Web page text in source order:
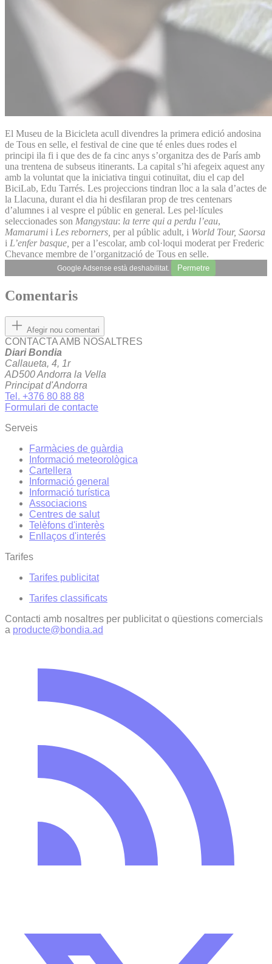
El Museu de la Bicicleta acull divendres la primera edició andosina
de Tous en selle, el festival de cine que té enles dues rodes el
principi ila fi i que des de fa cinc anys s’organitza des de París amb
una trentena de subseus itinerants. La capital s’hi afegeix aquest any
amb la voluntat que la iniciativa tingui cotinuïtat, diu el cap del
BiciLab, Edu Tarrés. Les projeccions tindran lloc a la sala d’actes de
la Llacuna, durant el dia hi desfilaran prop de tres centenars
d’alumnes i al vespre el públic en general. Les pel·lícules
seleccionades son Mangystau: la terre qui a perdu l’eau,
Mamarumi i Les reborners, per al públic adult, i World Tour, Saorsa
i L’enfer basque, per a l’escolar, amb col·loqui moderat per Frederic
Chevance membre de l’organització de Tous en selle.
Google Adsense està deshabilitat. Permetre
Comentaris
Afegir nou comentari
CONTACTA AMB NOSALTRES
Diari Bondia
Callaueta, 4, 1r
AD500 Andorra la Vella
Principat d'Andorra
Tel. +376 80 88 88
Formulari de contacte
Serveis
Farmàcies de guàrdia
Informació meteorològica
Cartellera
Informació general
Informació turística
Associacions
Centres de salut
Telèfons d'interès
Enllaços d'interés
Tarifes
Tarifes publicitat
Tarifes classificats
Contacti amb nosaltres per publicitat o qüestions comercials
a producte@bondia.ad